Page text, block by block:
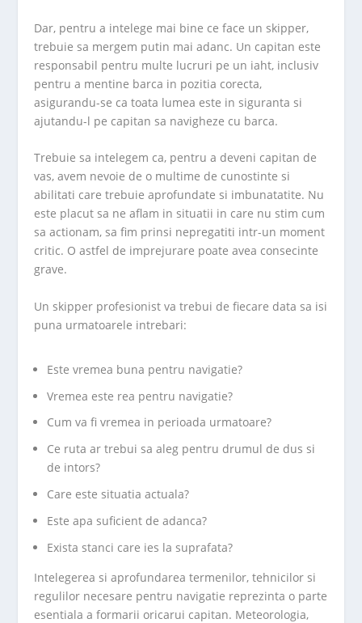
Dar, pentru a intelege mai bine ce face un skipper,
trebuie sa mergem putin mai adanc. Un capitan este
responsabil pentru multe lucruri pe un iaht, inclusiv
pentru a mentine barca in pozitia corecta,
asigurandu-se ca toata lumea este in siguranta si
ajutandu-l pe capitan sa navigheze cu barca.
Trebuie sa intelegem ca, pentru a deveni capitan de
vas, avem nevoie de o multime de cunostinte si
abilitati care trebuie aprofundate si imbunatatite. Nu
este placut sa ne aflam in situatii in care nu stim cum
sa actionam, sa fim prinsi nepregatiti intr-un moment
critic. O astfel de imprejurare poate avea consecinte
grave.
Un skipper profesionist va trebui de fiecare data sa isi
puna urmatoarele intrebari:
Este vremea buna pentru navigatie?
Vremea este rea pentru navigatie?
Cum va fi vremea in perioada urmatoare?
Ce ruta ar trebui sa aleg pentru drumul de dus si
de intors?
Care este situatia actuala?
Este apa suficient de adanca?
Exista stanci care ies la suprafata?
Intelegerea si aprofundarea termenilor, tehnicilor si
regulilor necesare pentru navigatie reprezinta o parte
esentiala a formarii oricarui capitan. Meteorologia,